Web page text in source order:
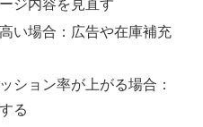
ジ内容を見直す
い場合：広告や在庫補充
ション率が上がる場合：
る